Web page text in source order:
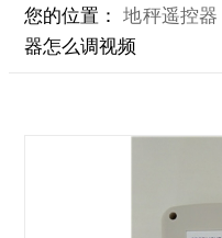
您的位置：地秤遥控器
器怎么调视频